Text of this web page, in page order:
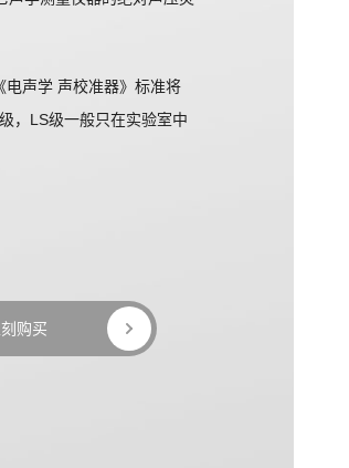
声学 声校准器》标准将
，LS级一般只在实验室中
购买